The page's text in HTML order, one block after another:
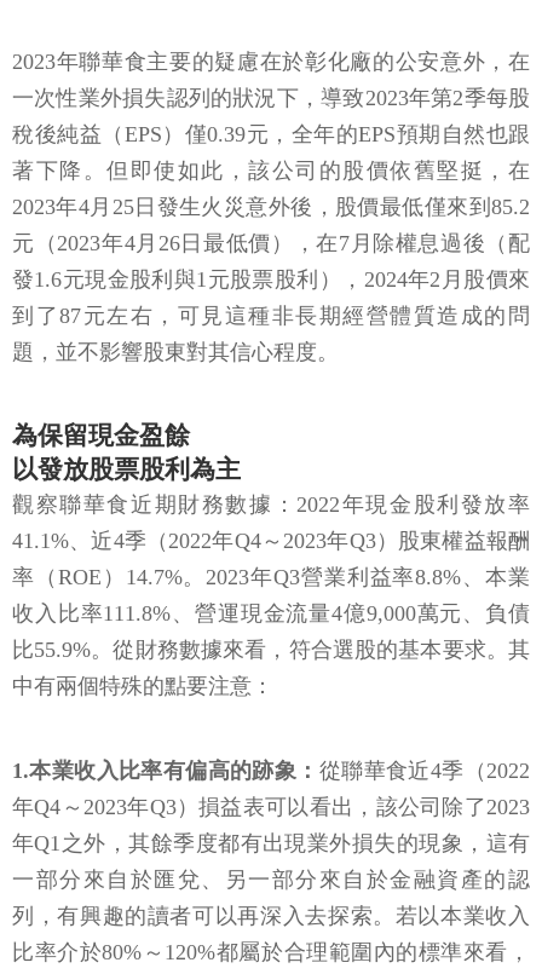
2023年聯華食主要的疑慮在於彰化廠的公安意外，在
一次性業外損失認列的狀況下，導致2023年第2季每股
稅後純益（EPS）僅0.39元，全年的EPS預期自然也跟
著下降。但即使如此，該公司的股價依舊堅挺，在
2023年4月25日發生火災意外後，股價最低僅來到85.2
元（2023年4月26日最低價），在7月除權息過後（配
發1.6元現金股利與1元股票股利），2024年2月股價來
到了87元左右，可見這種非長期經營體質造成的問
題，並不影響股東對其信心程度。
為保留現金盈餘
以發放股票股利為主
觀察聯華食近期財務數據：2022年現金股利發放率
41.1%、近4季（2022年Q4～2023年Q3）股東權益報酬
率（ROE）14.7%。2023年Q3營業利益率8.8%、本業
收入比率111.8%、營運現金流量4億9,000萬元、負債
比55.9%。從財務數據來看，符合選股的基本要求。其
中有兩個特殊的點要注意：
1.本業收入比率有偏高的跡象： 從聯華食近4季（2022
年Q4～2023年Q3）損益表可以看出，該公司除了2023
年Q1之外，其餘季度都有出現業外損失的現象，這有
一部分來自於匯兌、另一部分來自於金融資產的認
列，有興趣的讀者可以再深入去探索。若以本業收入
比率介於80%～120%都屬於合理範圍內的標準來看，